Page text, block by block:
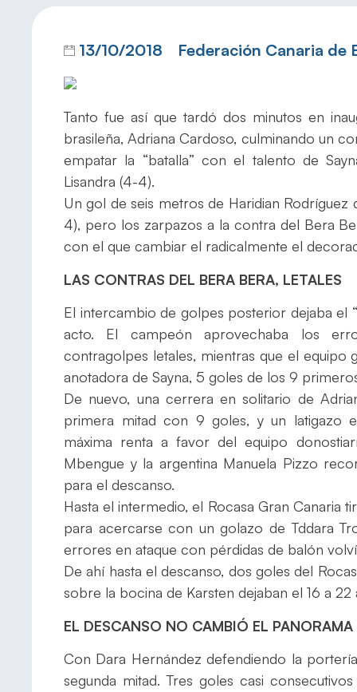
13/10/2018 Federación Canaria de
Tanto fue así que tardó dos minutos en
brasileña, Adriana Cardoso, culminando un
empatar la “batalla” con el talento de
Lisandra (4-4).
Un gol de seis metros de Haridian
4), pero los zarpazos a la contra del Bera
con el que cambiar el radicalmente el
LAS CONTRAS DEL BERA BERA, LETALES
El intercambio de golpes posterior dejaba el
acto. El campeón aprovechaba los
contragolpes letales, mientras que el equipo
anotadora de Sayna, 5 goles de los 9
De nuevo, una cerrera en solitario de
primera mitad con 9 goles, y un latigazo
máxima renta a favor del equipo
Mbengue y la argentina Manuela Pizzo
para el descanso.
Hasta el intermedio, el Rocasa Gran Canaria
para acercarse con un golazo de Tddara
errores en ataque con pérdidas de balón
De ahí hasta el descanso, dos goles del
sobre la bocina de Karsten dejaban el 16 a 22
EL DESCANSO NO CAMBIÓ EL PANORAMA
Con Dara Hernández defendiendo la
segunda mitad. Tres goles casi